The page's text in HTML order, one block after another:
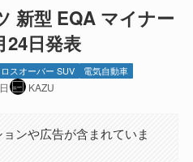
新型 EQA マイナー
24日発表
スオーバー SUV 電気自動車
KAZU
ンや広告が含まれていま